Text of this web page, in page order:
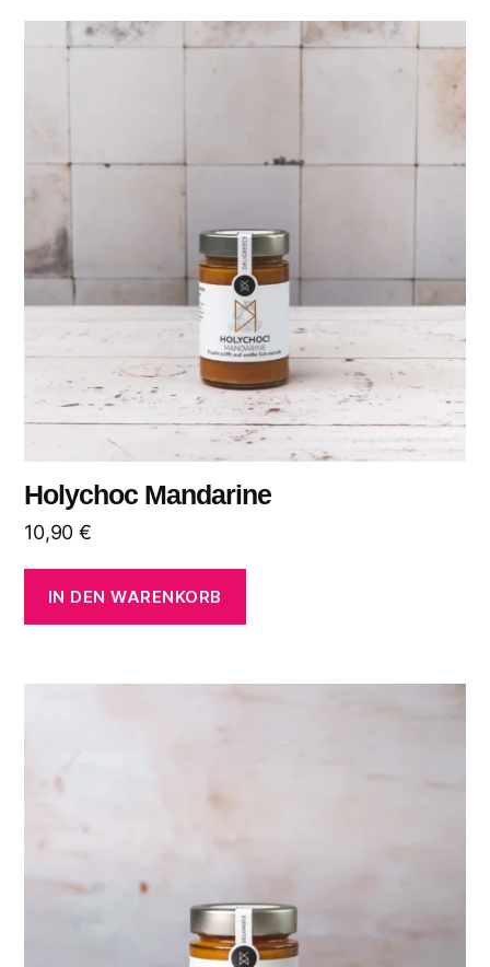
Holychoc Mandarine
10,90 €
IN DEN WARENKORB